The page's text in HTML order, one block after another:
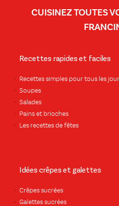
CUISINEZ TOUTES
Recettes rapides et faciles
Recettes simples pour tous les
Soupes
Salades
Pains et brioches
Les recettes de fêtes
Idées crêpes et galettes
Crêpes sucrées
Galettes sucrées